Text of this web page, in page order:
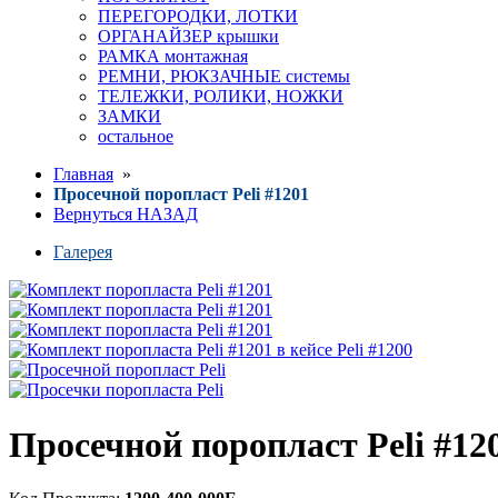
ПЕРЕГОРОДКИ, ЛОТКИ
ОРГАНАЙЗЕР крышки
РАМКА монтажная
РЕМНИ, РЮКЗАЧНЫЕ системы
ТЕЛЕЖКИ, РОЛИКИ, НОЖКИ
ЗАМКИ
остальное
Главная »
Просечной поропласт Peli #1201
Вернуться НАЗАД
Галерея
Просечной поропласт Peli